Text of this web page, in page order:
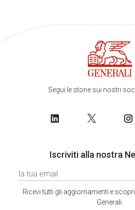
Segui le storie sui nostri
Iscriviti alla nostra
Ricevi tutti gli aggiornamenti e
Generali.